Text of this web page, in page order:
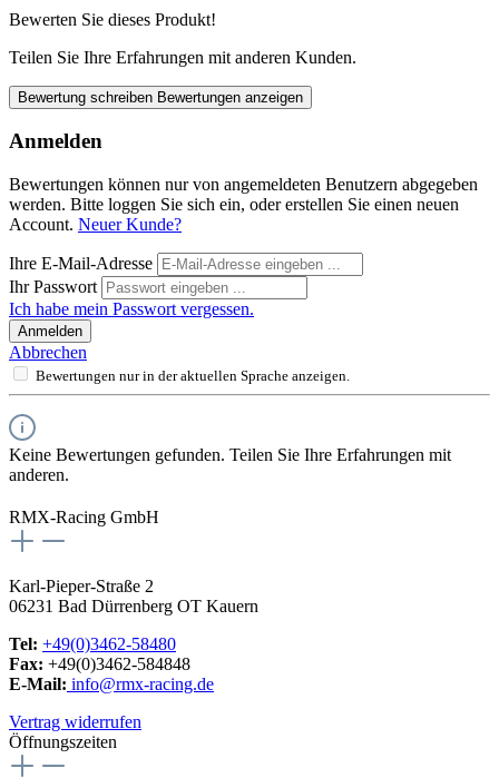
Bewerten Sie dieses Produkt!
Teilen Sie Ihre Erfahrungen mit anderen Kunden.
Bewertung schreiben Bewertungen anzeigen
Anmelden
Bewertungen können nur von angemeldeten Benutzern abgegeben
werden. Bitte loggen Sie sich ein, oder erstellen Sie einen neuen
Account. Neuer Kunde?
Ihre E-Mail-Adresse
Ihr Passwort
Ich habe mein Passwort vergessen.
Anmelden
Abbrechen
Bewertungen nur in der aktuellen Sprache anzeigen.
Keine Bewertungen gefunden. Teilen Sie Ihre Erfahrungen mit
anderen.
RMX-Racing GmbH
Karl-Pieper-Straße 2
06231 Bad Dürrenberg OT Kauern
Tel: +49(0)3462-58480
Fax: +49(0)3462-584848
E-Mail: info@rmx-racing.de
Vertrag widerrufen
Öffnungszeiten